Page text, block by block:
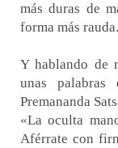
más duras de
forma más rauda.
Y hablando de
unas
Premananda
«La oculta
Aférrate con